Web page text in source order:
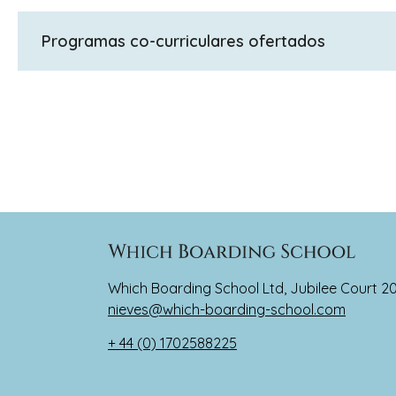
A levels, escuela de verano (preparación para
Programas co-curriculares ofertados
que entre nuestros estudiantes hay chicos y
Which Boarding School Ltd, Jubilee Court
nieves@which-boarding-school.com
+ 44 (0) 1702588225